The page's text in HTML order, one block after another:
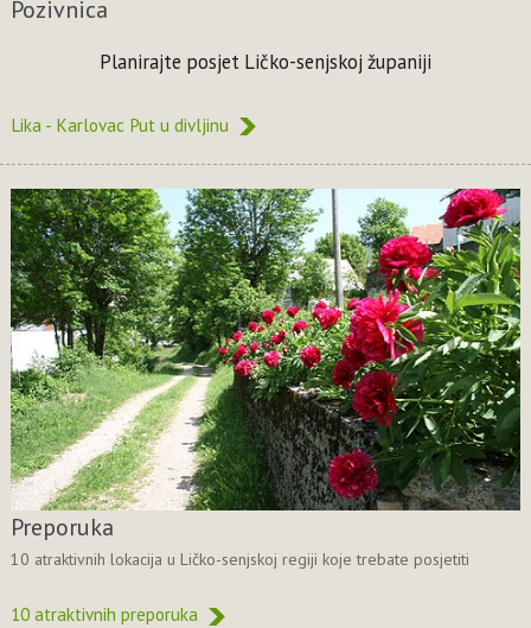
Pozivnica
Planirajte posjet Ličko-senjskoj županiji
Lika - Karlovac Put u divljinu
Preporuka
10 atraktivnih lokacija u Ličko-senjskoj regiji koje trebate posjetiti
10 atraktivnih preporuka